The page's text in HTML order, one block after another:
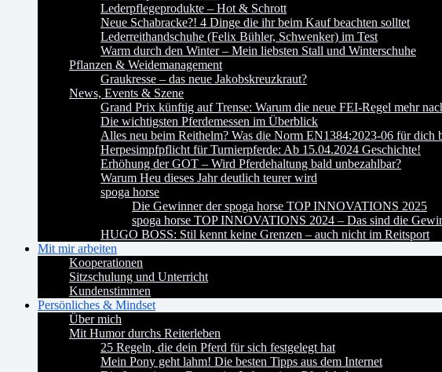
Lederpflegeprodukte – Hot & Schrott
Neue Schabracke?! 4 Dinge die ihr beim Kauf beachten solltet
Lederreithandschuhe (Felix Bühler, Schwenker) im Test
Warm durch den Winter – Mein liebsten Stall und Winterschuhe
Pflanzen & Weidemanagement
Graukresse – das neue Jakobskreuzkraut?
News, Events & Szene
Grand Prix künftig auf Trense: Warum die neue FEI-Regel mehr
Die wichtigsten Pferdemessen im Überblick
Alles neu beim Reithelm? Was die Norm EN1384:2023-06 für dich
Herpesimpfpflicht für Turnierpferde: Ab 15.04.2024 Geschichte!
Erhöhung der GOT – Wird Pferdehaltung bald unbezahlbar?
Warum Heu dieses Jahr deutlich teurer wird
spoga horse
Die Gewinner der spoga horse TOP INNOVATIONS 2025
spoga horse TOP INNOVATIONS 2024 – Das sind die
HUGO BOSS: Stil kennt keine Grenzen – auch nicht im Reitsport
Mit mir arbeiten
Kooperationen
Sitzschulung und Unterricht
Kundenstimmen
Persönliches & Mindset
Über mich
Mit Humor durchs Reiterleben
25 Regeln, die dein Pferd für sich festgelegt hat
Mein Pony geht lahm! Die besten Tipps aus dem Internet